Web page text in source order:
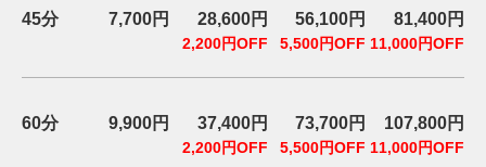
た
ア
ク
45分 7,700円 28,600円
2,200円OFF
56,100円
5,500円OFF
81,400円
11,000円OFF
60分 9,900円 37,400円
2,200円OFF
73,700円
5,500円OFF
107,800円
11,000円OFF